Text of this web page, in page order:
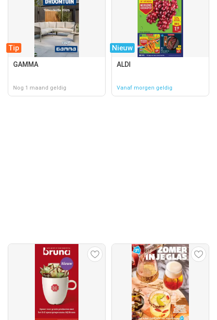
Tip
GAMMA
Nog 1 maand geldig
Nieuw
ALDI
Vanaf morgen geldig